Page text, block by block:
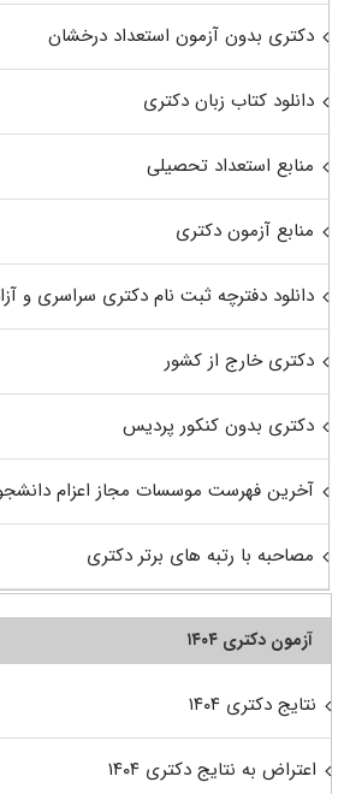
دکتری بدون آزمون استعداد درخشان
دانلود کتاب زبان دکتری
منابع استعداد تحصیلی
منابع آزمون دکتری
دانلود دفترچه ثبت نام دکتری سراسری و
دکتری خارج از کشور
دکتری بدون کنکور پردیس
آخرین فهرست موسسات مجاز اعزام
مصاحبه با رتبه های برتر دکتری
آزمون دکتری ۱۴۰۴
نتایج دکتری ۱۴۰۴
اعتراض به نتایج دکتری ۱۴۰۴